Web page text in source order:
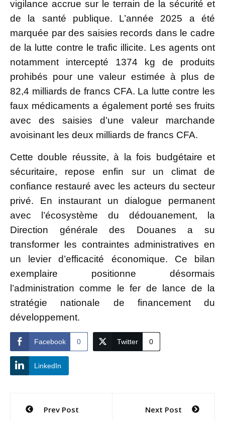
vigilance accrue sur le terrain de la sécurité et
de la santé publique. L’année 2025 a été
marquée par des saisies records dans le cadre
de la lutte contre le trafic illicite. Les agents ont
notamment intercepté 1374 kg de produits
prohibés pour une valeur estimée à plus de
82,4 milliards de francs CFA. La lutte contre les
faux médicaments a également porté ses fruits
avec des saisies d’une valeur marchande
avoisinant les deux milliards de francs CFA.
Cette double réussite, à la fois budgétaire et
sécuritaire, repose enfin sur un climat de
confiance restauré avec les acteurs du secteur
privé. En instaurant un dialogue permanent
avec l’écosystème du dédouanement, la
Direction générale des Douanes a su
transformer les contraintes administratives en
un levier d’efficacité économique. Ce bilan
exemplaire positionne désormais
l’administration comme le fer de lance de la
stratégie nationale de financement du
développement.
Facebook 0 Twitter 0
LinkedIn
Navigation
Prev Post Next Post